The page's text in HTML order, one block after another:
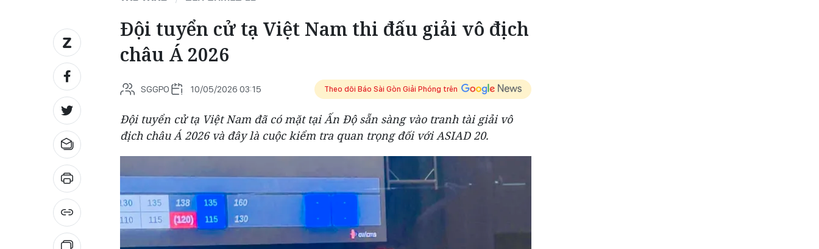
Đội tuyển cử tạ Việt Nam thi đấu giải vô địch
châu Á 2026
SGGPO 10/05/2026 03:15 Theo dõi Báo Sài Gòn Giải Phóng trên
Đội tuyển cử tạ Việt Nam đã có mặt tại Ấn Độ sẵn sàng vào tranh tài giải vô
địch châu Á 2026 và đây là cuộc kiểm tra quan trọng đối với ASIAD 20.